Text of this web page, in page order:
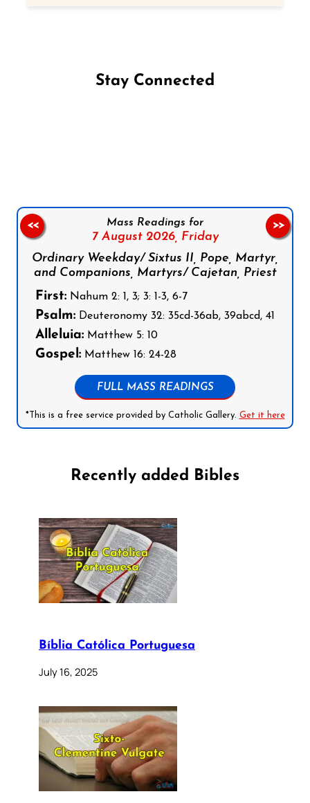
Stay Connected
Mass Readings for
7 August 2026, Friday
Ordinary Weekday/ Sixtus II, Pope, Martyr,
and Companions, Martyrs/ Cajetan, Priest
First: Nahum 2: 1, 3; 3: 1-3, 6-7
Psalm: Deuteronomy 32: 35cd-36ab, 39abcd, 41
Alleluia: Matthew 5: 10
Gospel: Matthew 16: 24-28
FULL MASS READINGS
*This is a free service provided by Catholic Gallery. Get it here
<< >>
Recently added Bibles
Bíblia Católica Portuguesa
July 16, 2025